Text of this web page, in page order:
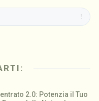
2.0: Potenzia il Tuo